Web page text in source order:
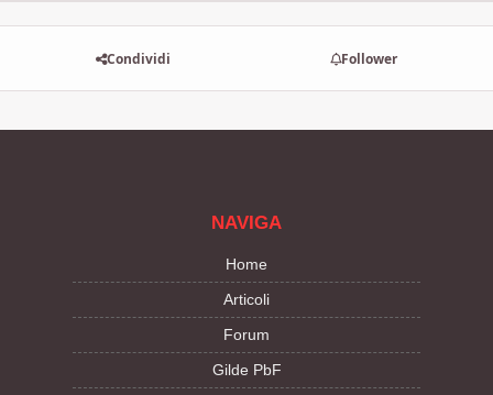
Condividi Follower
NAVIGA
Home
Articoli
Forum
Gilde PbF